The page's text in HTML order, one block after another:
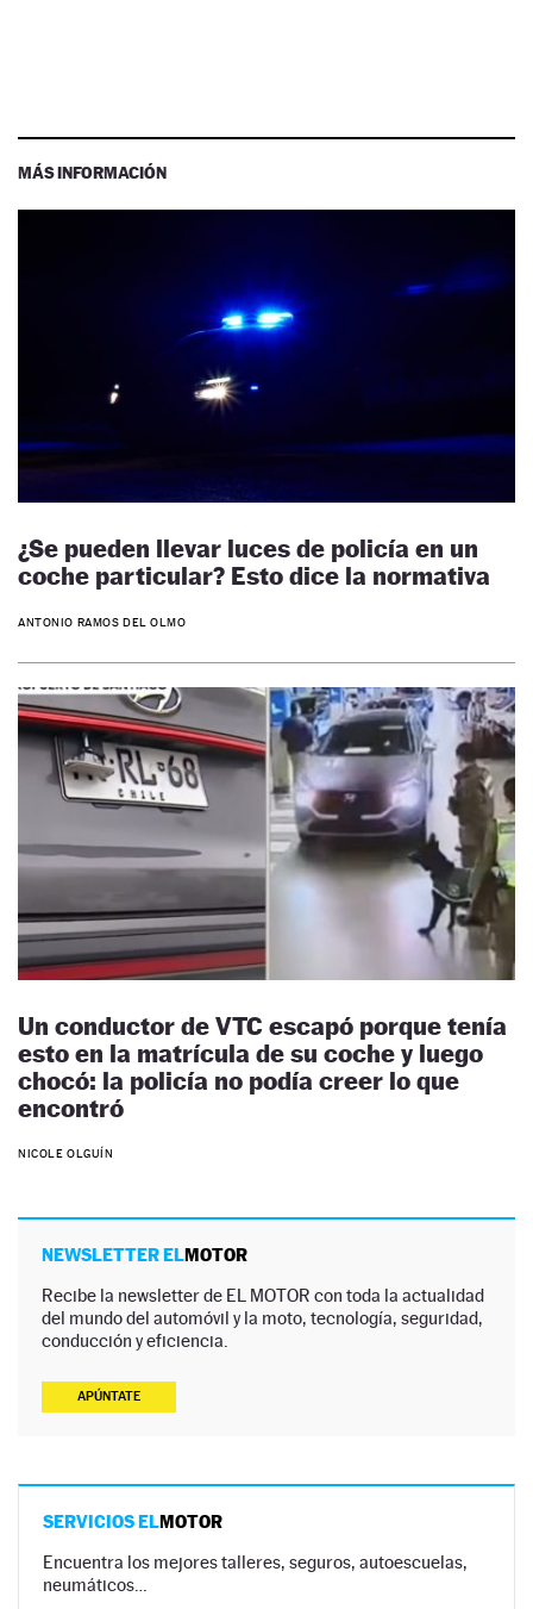
MÁS INFORMACIÓN
¿Se pueden llevar luces de policía en un
coche particular? Esto dice la normativa
ANTONIO RAMOS DEL OLMO
Un conductor de VTC escapó porque tenía
esto en la matrícula de su coche y luego
chocó: la policía no podía creer lo que
encontró
NICOLE OLGUÍN
NEWSLETTER ELMOTOR
Recibe la newsletter de EL MOTOR con toda la actualidad
del mundo del automóvil y la moto, tecnología, seguridad,
conducción y eficiencia.
APÚNTATE
SERVICIOS ELMOTOR
Encuentra los mejores talleres, seguros, autoescuelas,
neumáticos…